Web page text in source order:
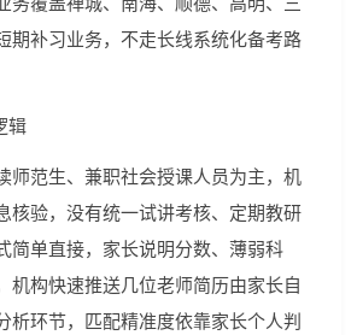
期补习业务，不走长线系统化备考路
辑
师范生、兼职社会授课人员为主，机
核验，没有统一试讲考核、定期教研
简单直接，家长说明分数、薄弱科
机构快速推送几位老师简历由家长自
析环节，匹配精准度依靠家长个人判